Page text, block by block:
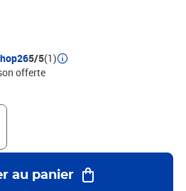
!Matériau haut de gamme :
de salon d'extérieur est
robuste.La construction légère facilite
oreillers confortables : les coussins
sont inclus pour votre
la durée de vie de votre
recommandons de le protéger avec
: anthraciteMatériau :
: polyester 100 % avec remplissage
: 64,5 x 70 x 64,5 cm (l x P x
du siège : 64,5 cmHauteur
du coussin de siège : 7
5/5(1)
offerte
au panier